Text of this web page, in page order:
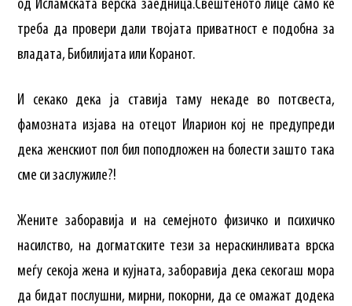
од Исламската верска заедница.Свештеното лице само ќе
треба да провери дали твојата приватност е подобна за
владата, Бибилијата или Коранот.
И секако дека ја ставија таму некаде во потсвеста,
фамозната изјава на отецот Иларион кој не предупреди
дека женскиот пол бил поподложен на болести зашто така
сме си заслужиле?!
Жените заборавија и на семејното физичко и психичко
насилство, на догматските тези за нераскинливата врска
меѓу секоја жена и кујната, заборавија дека секогаш мора
да бидат послушни, мирни, покорни, да се омажат додека